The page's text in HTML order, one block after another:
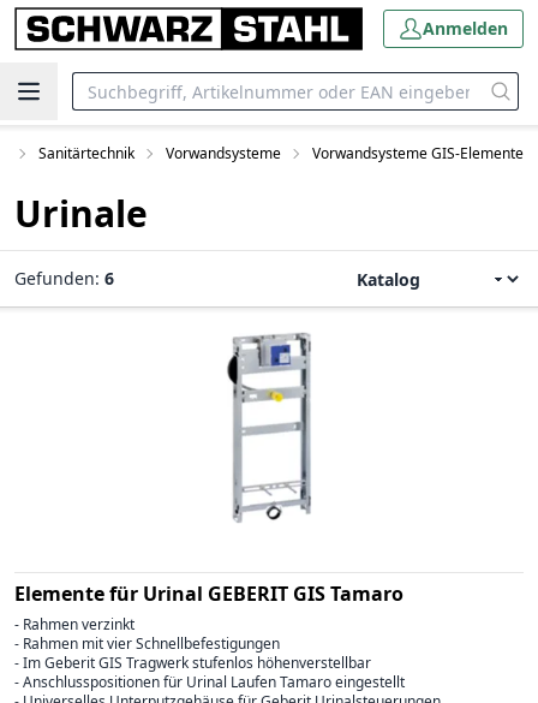
Anmelden
Sanitärtechnik Vorwandsysteme Vorwandsysteme GIS-Elemente
Urinale
Gefunden: 6
Elemente für Urinal GEBERIT GIS Tamaro
- Rahmen verzinkt
- Rahmen mit vier Schnellbefestigungen
- Im Geberit GIS Tragwerk stufenlos höhenverstellbar
- Anschlusspositionen für Urinal Laufen Tamaro eingestellt